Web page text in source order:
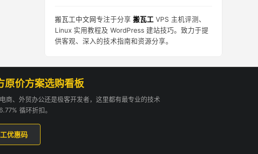
搬瓦工中文网专注于分享 搬瓦工 VPS 主机评测、
Linux 实用教程及 WordPress 建站技巧。致力于提
供客观、深入的技术指南和资源分享。
价方案选购看板
商、外贸办公还是极客开发者，这里都有最专业的技术
循环折扣。
优惠码